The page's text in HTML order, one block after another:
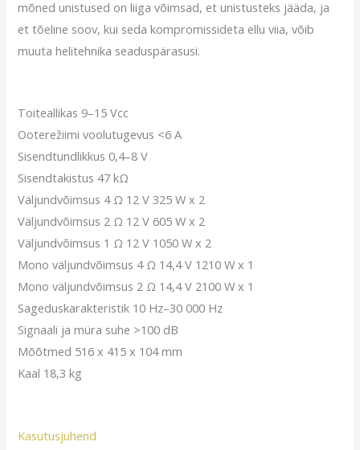
mõned unistused on liiga võimsad, et unistusteks jääda, ja
et tõeline soov, kui seda kompromissideta ellu viia, võib
muuta helitehnika seaduspärasusi.
Toiteallikas 9–15 Vcc
Ooterežiimi voolutugevus <6 A
Sisendtundlikkus 0,4–8 V
Sisendtakistus 47 kΩ
Väljundvõimsus 4 Ω 12 V 325 W x 2
Väljundvõimsus 2 Ω 12 V 605 W x 2
Väljundvõimsus 1 Ω 12 V 1050 W x 2
Mono väljundvõimsus 4 Ω 14,4 V 1210 W x 1
Mono väljundvõimsus 2 Ω 14,4 V 2100 W x 1
Sageduskarakteristik 10 Hz–30 000 Hz
Signaali ja müra suhe >100 dB
Mõõtmed 516 x 415 x 104 mm
Kaal 18,3 kg
Kasutusjuhend